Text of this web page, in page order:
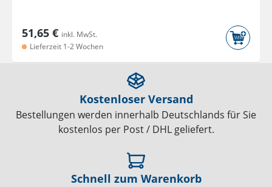
51,65 € inkl. MwSt.
Lieferzeit 1-2 Wochen
Kostenloser Versand
Bestellungen werden innerhalb Deutschlands für Sie
kostenlos per Post / DHL geliefert.
Schnell zum Warenkorb